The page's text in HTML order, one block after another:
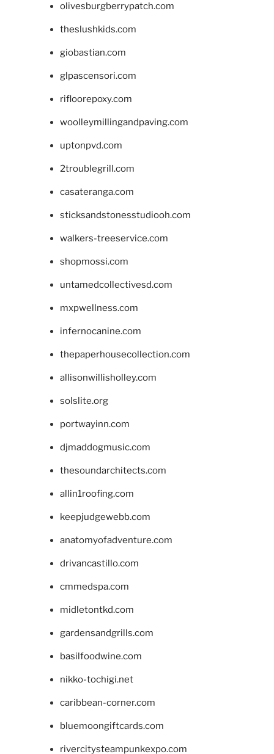
olivesburgberrypatch.com
theslushkids.com
giobastian.com
glpascensori.com
rifloorepoxy.com
woolleymillingandpaving.com
uptonpvd.com
2troublegrill.com
casateranga.com
sticksandstonesstudiooh.com
walkers-treeservice.com
shopmossi.com
untamedcollectivesd.com
mxpwellness.com
infernocanine.com
thepaperhousecollection.com
allisonwillisholley.com
solslite.org
portwayinn.com
djmaddogmusic.com
thesoundarchitects.com
allin1roofing.com
keepjudgewebb.com
anatomyofadventure.com
drivancastillo.com
cmmedspa.com
midletontkd.com
gardensandgrills.com
basilfoodwine.com
nikko-tochigi.net
caribbean-corner.com
bluemoongiftcards.com
rivercitysteampunkexpo.com